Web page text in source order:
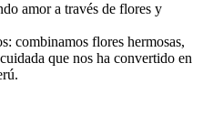
amor a través de flores y
combinamos flores hermosas,
que nos ha convertido en